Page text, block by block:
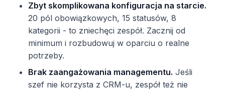
Zbyt skomplikowana konfiguracja na starcie.
20 pól obowiązkowych, 15 statusów, 8
kategorii - to zniechęci zespół. Zacznij od
minimum i rozbudowuj w oparciu o realne
potrzeby.
Brak zaangażowania managementu. Jeśli
szef nie korzysta z CRM-u, zespół też nie